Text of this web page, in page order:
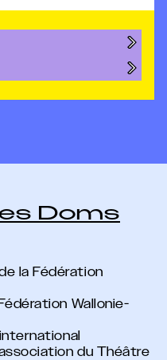
Doms
la Fédération
Wallonie-
du Théâtre